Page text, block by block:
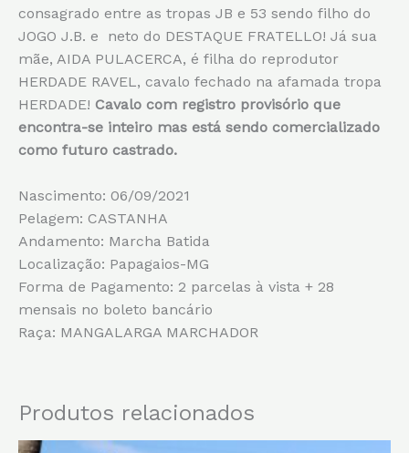
consagrado entre as tropas JB e 53 sendo filho do
JOGO J.B. e neto do DESTAQUE FRATELLO! Já sua
mãe, AIDA PULACERCA, é filha do reprodutor
HERDADE RAVEL, cavalo fechado na afamada tropa
HERDADE! Cavalo com registro provisório que
encontra-se inteiro mas está sendo comercializado
como futuro castrado.
Nascimento: 06/09/2021
Pelagem: CASTANHA
Andamento: Marcha Batida
Localização: Papagaios-MG
Forma de Pagamento: 2 parcelas à vista + 28
mensais no boleto bancário
Raça: MANGALARGA MARCHADOR
Produtos relacionados